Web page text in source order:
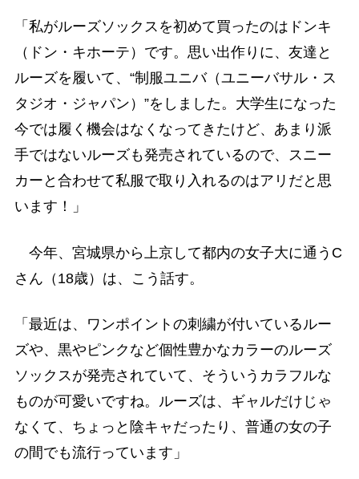
「私がルーズソックスを初めて買ったのはドンキ
（ドン・キホーテ）です。思い出作りに、友達と
ルーズを履いて、“制服ユニバ（ユニーバサル・ス
タジオ・ジャパン）”をしました。大学生になった
今では履く機会はなくなってきたけど、あまり派
手ではないルーズも発売されているので、スニー
カーと合わせて私服で取り入れるのはアリだと思
います！」
今年、宮城県から上京して都内の女子大に通うC
さん（18歳）は、こう話す。
「最近は、ワンポイントの刺繍が付いているルー
ズや、黒やピンクなど個性豊かなカラーのルーズ
ソックスが発売されていて、そういうカラフルな
ものが可愛いですね。ルーズは、ギャルだけじゃ
なくて、ちょっと陰キャだったり、普通の女の子
の間でも流行っています」